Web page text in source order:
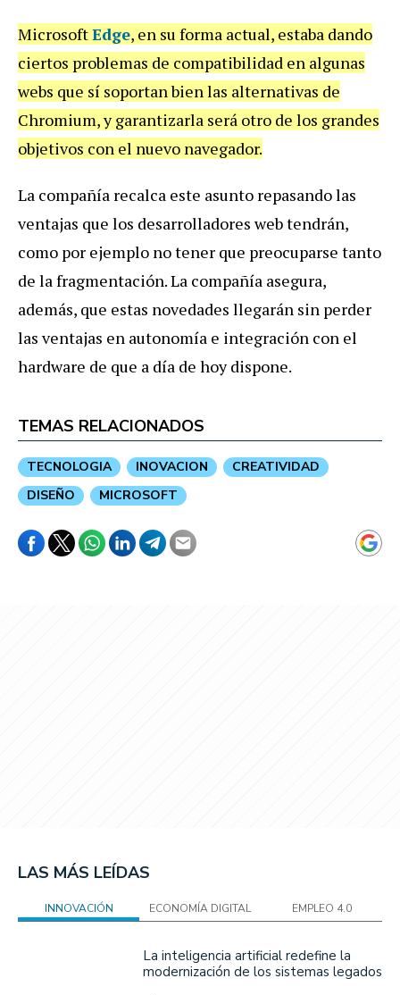
MicrosoftEdge, en su forma actual, estaba dando
ciertos problemas de compatibilidad en algunas
webs que sí soportan bien las alternativas de
Chromium, y garantizarla será otro de los grandes
objetivos con el nuevo navegador.
La compañía recalca este asunto repasando las
ventajas que los desarrolladores web tendrán,
como por ejemplo no tener que preocuparse tanto
de la fragmentación. La compañía asegura,
además, que estas novedades llegarán sin perder
las ventajas en autonomía e integración con el
hardware de que a día de hoy dispone.
TEMAS RELACIONADOS
TECNOLOGIA INOVACION
CREATIVIDAD
DISEÑO
MICROSOFT
LAS MÁS LEÍDAS
INNOVACIÓN ECONOMÍA DIGITAL EMPLEO 4.0
La inteligencia artificial redefine la
modernización de los sistemas legados